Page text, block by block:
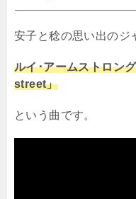
安子と稔の思い出のジ
ルイ･アームストロン
street」
という曲です。